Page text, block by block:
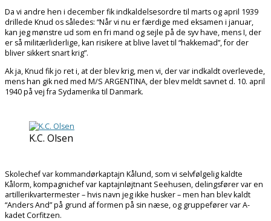
Da vi andre hen i december fik indkaldelsesordre til marts og april 1939
drillede Knud os således: “Når vi nu er færdige med eksamen i januar,
kan jeg mønstre ud som en fri mand og sejle på de syv have, mens I, der
er så militærliderlige, kan risikere at blive lavet til “hakkemad”, for der
bliver sikkert snart krig”.
Ak ja, Knud fik jo ret i, at der blev krig, men vi, der var indkaldt overlevede,
mens han gik ned med M/S ARGENTINA, der blev meldt savnet d. 10. april
1940 på vej fra Sydamerika til Danmark.
K.C. Olsen
Skolechef var kommandørkaptajn Kålund, som vi selvfølgelig kaldte
Kålorm, kompagnichef var kaptajnløjtnant Seehusen, delingsfører var en
artillerikvartermester – hvis navn jeg ikke husker – men han blev kaldt
“Anders And” på grund af formen på sin næse, og gruppefører var A-
kadet Corfitzen.